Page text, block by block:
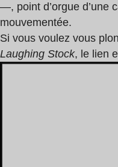
—, point d’orgue d’une
mouvementée.
Si vous voulez vous
Laughing Stock, le lien